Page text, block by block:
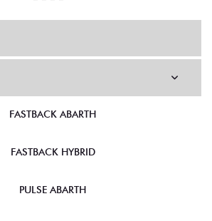
FASTBACK ABARTH
FASTBACK HYBRID
PULSE ABARTH